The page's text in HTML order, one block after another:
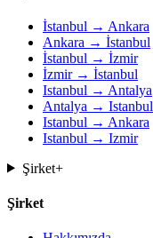
İstanbul → Ankara
Ankara → İstanbul
İstanbul → İzmir
İzmir → İstanbul
Istanbul → Antalya
Antalya → Istanbul
Istanbul → Ankara
Istanbul → Izmir
Şirket+
Şirket